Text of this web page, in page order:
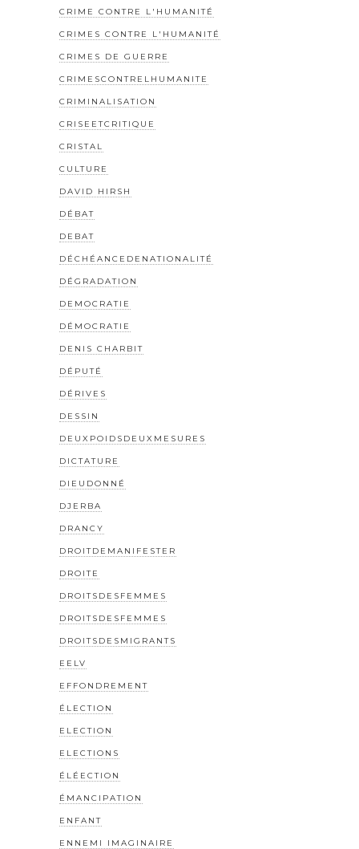
CRIME CONTRE L'HUMANITÉ
CRIMES CONTRE L'HUMANITÉ
CRIMES DE GUERRE
CRIMESCONTRELHUMANITE
CRIMINALISATION
CRISEETCRITIQUE
CRISTAL
CULTURE
DAVID HIRSH
DÉBAT
DEBAT
DÉCHÉANCEDENATIONALITÉ
DÉGRADATION
DEMOCRATIE
DÉMOCRATIE
DENIS CHARBIT
DÉPUTÉ
DÉRIVES
DESSIN
DEUXPOIDSDEUXMESURES
DICTATURE
DIEUDONNÉ
DJERBA
DRANCY
DROITDEMANIFESTER
DROITE
DROITSDESFEMMES
DROITSDESFEMMES
DROITSDESMIGRANTS
EELV
EFFONDREMENT
ÉLECTION
ELECTION
ELECTIONS
ÉLÉECTION
ÉMANCIPATION
ENFANT
ENNEMI IMAGINAIRE